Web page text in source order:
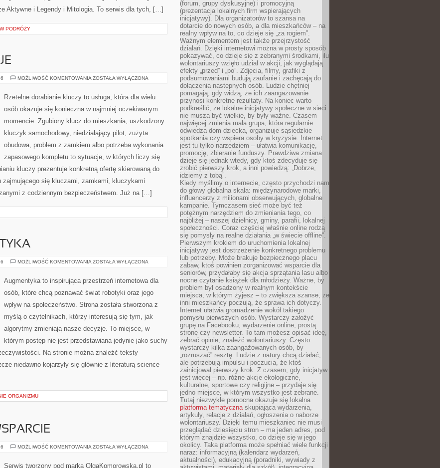
Aktywne i Legendy i Mitologia. To serwis dla tych, […]
PODRÓŻY
MOŻLIWOŚĆ KOMENTOWANIA PRAWO
ZOSTAŁA WYŁĄCZONA
Rzetelne dorabianie kluczy to usługa, która dla wielu
osób okazuje się konieczna w najmniej oczekiwanym
momencie. Zgubiony klucz do mieszkania, uszkodzony
kluczyk samochodowy, niedziałający pilot, zużyta
obudowa, problem z zamkiem albo potrzeba wykonania
zapasowego kompletu to sytuacje, w których liczy się
kluczy prezentuje konkretną ofertę skierowaną do
się kluczami, zamkami, kluczykami
z codziennym bezpieczeństwem. Już na […]
MOŻLIWOŚĆ KOMENTOWANIA TECHNOLOGIA
ZOSTAŁA WYŁĄCZONA
Augmentyka to inspirująca przestrzeń internetowa dla
osób, które chcą poznawać świat robotyki oraz jego
wpływ na społeczeństwo. Strona została stworzona z
myślą o czytelnikach, którzy interesują się tym, jak
algorytmy zmieniają nasze decyzje. To miejsce, w
którym postęp nie jest przedstawiana jedynie jako suchy
Na stronie można znaleźć teksty
niedawno kojarzyły się głównie z literaturą science
ORGANIZMU
MOŻLIWOŚĆ KOMENTOWANIA SPOŁECZNOŚĆ
ZOSTAŁA WYŁĄCZONA
Serwis tworzony pod marką OlgaKomorowska.pl to
(forum, grupy dyskusyjne) i promocyjną
(prezentacja lokalnych firm wspierających
inicjatywy). Dla organizatorów to szansa na
dotarcie do nowych osób, a dla mieszkańców – na
realny wpływ na to, co dzieje się „za rogiem”.
Ważnym elementem jest także przejrzystość
działań. Dzięki internetowi można w prosty sposób
pokazywać, co dzieje się z zebranymi środkami, ilu
wolontariuszy wzięło udział w akcji, jak wyglądają
efekty „przed” i „po”. Zdjęcia, filmy, grafiki z
podsumowaniami budują zaufanie i zachęcają do
dołączenia następnych osób. Ludzie chętniej
pomagają, gdy widzą, że ich zaangażowanie
przynosi konkretne rezultaty. Na koniec warto
podkreślić, że lokalne inicjatywy społeczne w sieci
nie muszą być wielkie, by były ważne. Czasem
najwięcej zmienia mała grupa, która regularnie
odwiedza dom dziecka, organizuje sąsiedzkie
spotkania czy wspiera osoby w kryzysie. Internet
jest tu tylko narzędziem – ułatwia komunikację,
promocję, zbieranie funduszy. Prawdziwa zmiana
dzieje się jednak wtedy, gdy ktoś zdecyduje się
zrobić pierwszy krok, a inni powiedzą: „Dobrze,
idziemy z tobą”.
Kiedy myślimy o internecie, często przychodzi nam
do głowy globalna skala: międzynarodowe marki,
influencerzy z milionami obserwujących, globalne
kampanie. Tymczasem sieć może być też
potężnym narzędziem do zmieniania tego, co
najbliżej – naszej dzielnicy, gminy, parafii, lokalnej
społeczności. Coraz częściej właśnie online rodzą
się pomysły na realne działania „w świecie offline”.
Pierwszym krokiem do uruchomienia lokalnej
inicjatywy jest dostrzeżenie konkretnego problemu
lub potrzeby. Może brakuje bezpiecznego placu
zabaw, ktoś powinien zorganizować wsparcie dla
seniorów, przydałaby się akcja sprzątania lasu albo
nocne czytanie książek dla młodzieży. Ważne, by
problem był osadzony w realnym kontekście
miejsca, w którym żyjesz – to zwiększa szanse, że
inni mieszkańcy poczują, że sprawa ich dotyczy.
Internet ułatwia gromadzenie wokół takiego
pomysłu pierwszych osób. Wystarczy założyć
grupę na Facebooku, wydarzenie online, prostą
stronę czy newsletter. To tam możesz opisać ideę,
zebrać opinie, znaleźć wolontariuszy. Często
wystarczy kilka zaangażowanych osób, by
„rozruszać” resztę. Ludzie z natury chcą działać,
ale potrzebują impulsu i poczucia, że ktoś
zainicjował pierwszy krok. Z czasem, gdy inicjatyw
jest więcej – np. różne akcje ekologiczne,
kulturalne, sportowe czy religijne – przydaje się
jedno miejsce, w którym wszystko jest zebrane.
Tutaj niezwykle pomocna okazuje się lokalna
platforma tematycznaskupiająca wydarzenia,
artykuły, relacje z działań, ogłoszenia o naborze
wolontariuszy. Dzięki temu mieszkaniec nie musi
przeglądać dziesięciu stron – ma jeden adres, pod
którym znajdzie wszystko, co dzieje się w jego
okolicy. Taka platforma może spełniać wiele funkcji
naraz: informacyjną (kalendarz wydarzeń,
aktualności), edukacyjną (poradniki, wywiady z